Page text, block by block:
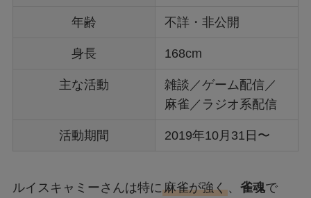
年齢 不詳・非公開
身長 168cm
主な活動
雑談／ゲーム配信／
麻雀／ラジオ系配信
活動期間 2019年10月31日〜
ルイスキャミーさんは特に麻雀が強く、 雀魂で